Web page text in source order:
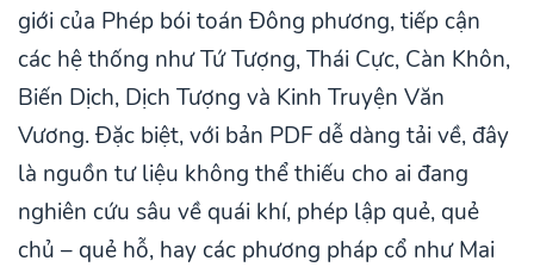
giới của Phép bói toán Đông phương, tiếp cận
các hệ thống như Tứ Tượng, Thái Cực, Càn Khôn,
Biến Dịch, Dịch Tượng và Kinh Truyện Văn
Vương. Đặc biệt, với bản PDF dễ dàng tải về, đây
là nguồn tư liệu không thể thiếu cho ai đang
nghiên cứu sâu về quái khí, phép lập quẻ, quẻ
chủ – quẻ hỗ, hay các phương pháp cổ như Mai